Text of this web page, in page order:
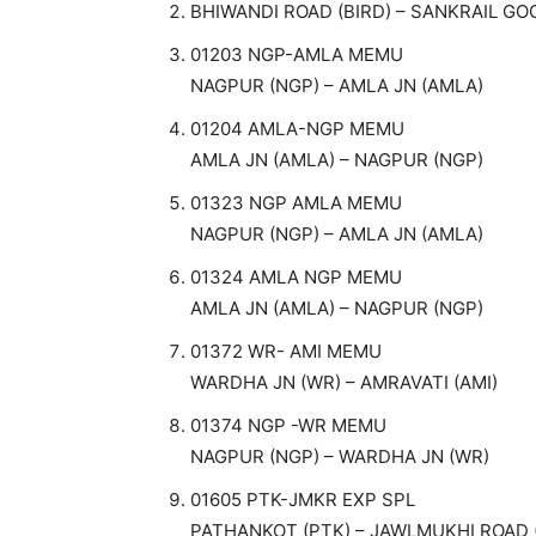
BHIWANDI ROAD (BIRD) – SANKRAIL
01203 NGP-AMLA MEMU
NAGPUR (NGP) – AMLA JN (AMLA)
01204 AMLA-NGP MEMU
AMLA JN (AMLA) – NAGPUR (NGP)
01323 NGP AMLA MEMU
NAGPUR (NGP) – AMLA JN (AMLA)
01324 AMLA NGP MEMU
AMLA JN (AMLA) – NAGPUR (NGP)
01372 WR- AMI MEMU
WARDHA JN (WR) – AMRAVATI (AMI)
01374 NGP -WR MEMU
NAGPUR (NGP) – WARDHA JN (WR)
01605 PTK-JMKR EXP SPL
PATHANKOT (PTK) – JAWLMUKHI ROAD